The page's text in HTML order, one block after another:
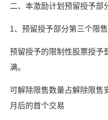
二、本激励计划预留授予部
1、预留授予部分第三个限
预留授予的限制性股票授予
满。
可解除限售数量占解除限售
月后的首个交易